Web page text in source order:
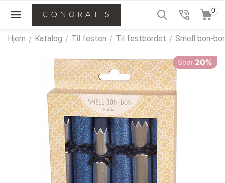
0
Hjem / Katalog / Til festen / Til festbordet / Smell bon-
Spar 20%